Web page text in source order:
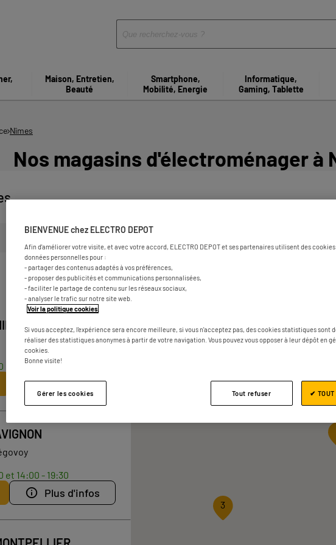
Maison, Entretien,
Beauté
Smartphone,
Mobilité, Energie
Informatique,
Gaming, Tablette
Nîmes
Nos magasins d'électroménager à
3 magasins ELECTRO DEPOT à Nîmes
14:00 - 19:30
Plus d'infos
et 14:00 - 19:30
Plus d'infos
3
BIENVENUE chez ELECTRO DEPOT
Afin d'améliorer votre visite, et avec votre accord, ELECTRO DEPOT et ses partenaires utilisent des
données personnelles pour :
- partager des contenus adaptés à vos préférences,
- proposer des publicités et communications personnalisées,
- faciliter le partage de contenu sur les réseaux sociaux,
- analyser le trafic sur notre site web.
Voir la politique cookies
Si vous acceptez, l'expérience sera encore meilleure, si vous n'acceptez pas, des cookies statistiques sont
réaliser des statistiques anonymes à partir de votre navigation. Vous pouvez vous opposer à leur dépôt en
cookies.
Bonne visite!
Gérer les cookies Tout refuser ✔ TOUT